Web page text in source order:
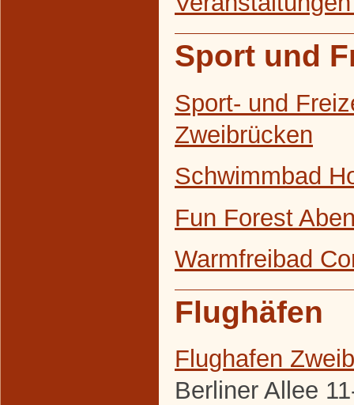
Sport und
Sport- und
Zweibrücken
Schwimmbad
Fun Forest
Warmfreibad
Flughäfen
Flughafen
Berliner Allee